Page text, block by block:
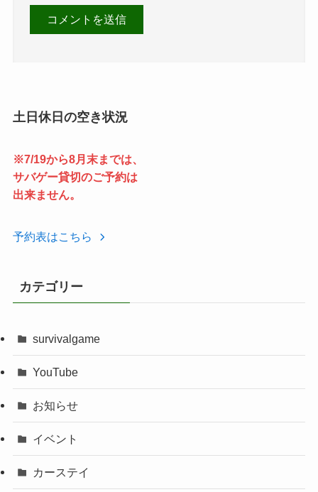
土日休日の空き状況
※7/19から8月末までは、
サバゲー貸切のご予約は
出来ません。
予約表はこちら
カテゴリー
survivalgame
YouTube
お知らせ
イベント
カーステイ